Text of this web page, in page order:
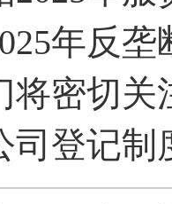
年反垄
将密切关
司登记